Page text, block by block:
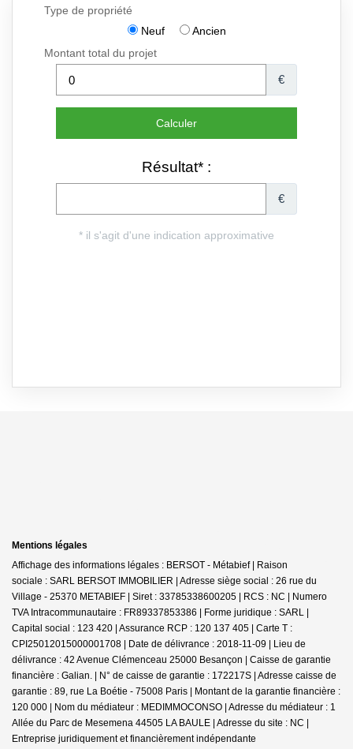
Mentions légales
Affichage des informations légales : BERSOT - Métabief | Raison
sociale : SARL BERSOT IMMOBILIER | Adresse siège social : 26 rue du
Village - 25370 METABIEF | Siret : 33785338600205 | RCS : NC | Numero
TVA Intracommunautaire : FR89337853386 | Forme juridique : SARL |
Capital social : 123 420 | Assurance RCP : 120 137 405 | Carte T :
CPI25012015000001708 | Date de délivrance : 2018-11-09 | Lieu de
délivrance : 42 Avenue Clémenceau 25000 Besançon | Caisse de garantie
financière : Galian. | N° de caisse de garantie : 172217S | Adresse caisse de
garantie : 89, rue La Boétie - 75008 Paris | Montant de la garantie financière :
120 000 | Nom du médiateur : MEDIMMOCONSO | Adresse du médiateur : 1
Allée du Parc de Mesemena 44505 LA BAULE | Adresse du site : NC |
Entreprise juridiquement et financièrement indépendante